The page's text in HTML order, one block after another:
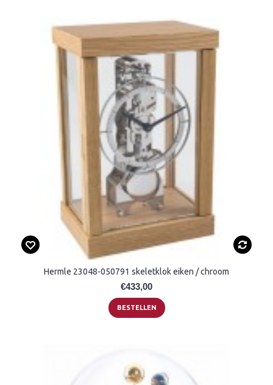
Hermle 23048-050791 skeletklok eiken / chroom
€433,00
BESTELLEN